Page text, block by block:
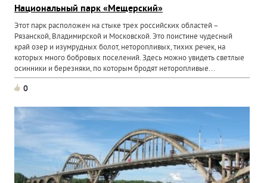
Национальный парк «Мещерский»
Этот парк расположен на стыке трех российских областей –
Рязанской, Владимирской и Московской. Это поистине чудесный
край озер и изумрудных болот, неторопливых, тихих речек, на
которых много бобровых поселений. Здесь можно увидеть светлые
осинники и березняки, по которым бродят неторопливые...
0